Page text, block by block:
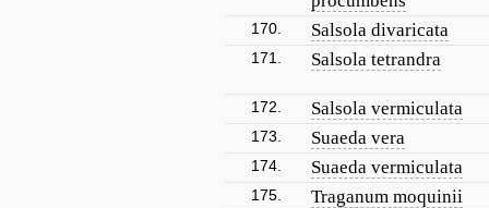
170. Salsola divaricata
171. Salsola tetrandra
172. Salsola vermiculata
173. Suaeda vera
174. Suaeda vermiculata
175. Traganum moquinii